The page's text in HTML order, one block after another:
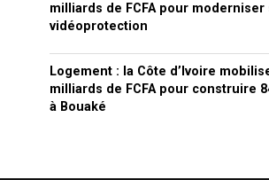
milliards de FCFA pour moderniser
vidéoprotection
Logement : la Côte d’Ivoire
milliards de FCFA pour construire
à Bouaké